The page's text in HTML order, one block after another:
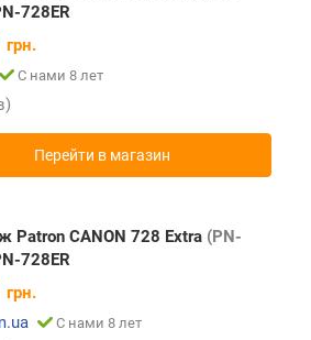
728ER
грн.
С нами 8 лет
Перейти в магазин
Patron CANON 728 Extra (PN-
728ER
грн.
С нами 8 лет